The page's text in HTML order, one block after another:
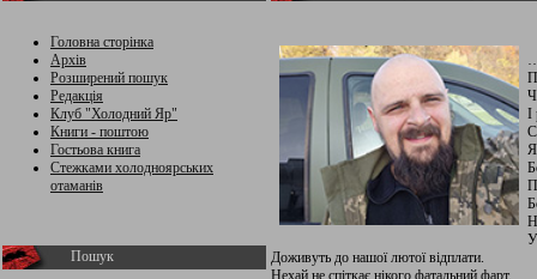
Головна сторінка
Архів
Розширений пошук
Редакція
Клуб "Холодний Яр"
Книги - поштою
Гостьова книга
Стежками холодноярських
отаманів
Пошук
І
Я
Доживуть до нашої лютої відплати.
Нехай не спіткає нікого фатальний фарт,